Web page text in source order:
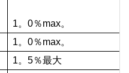
1。0％max。
1。0％max。
1。5％最大